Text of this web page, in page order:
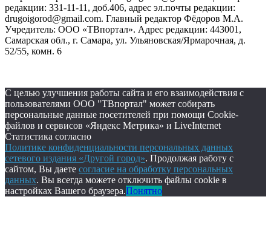
редакции: 331-11-11, доб.406, адрес эл.почты редакции:
drugoigorod@gmail.com. Главный редактор Фёдоров М.А.
Учредитель: ООО «ТВпортал». Адрес редакции: 443001,
Самарская обл., г. Самара, ул. Ульяновская/Ярмарочная, д.
52/55, комн. 6
С целью улучшения работы сайта и его взаимодействия с
пользователями ООО "ТВпортал" может собирать
персональные данные посетителей при помощи Cookie-
файлов и сервисов «Яндекс Метрика» и LiveInternet
Статистика согласно
Политике конфиденциальности персональных данных
сетевого издания «Другой город». Продолжая работу с
сайтом, Вы даете согласие на обработку персональных
данных. Вы всегда можете отключить файлы cookie в
настройках Вашего браузера.Понятно